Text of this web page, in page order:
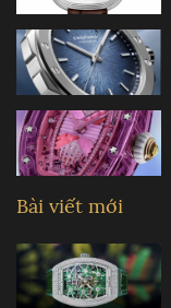
Bài viết mới